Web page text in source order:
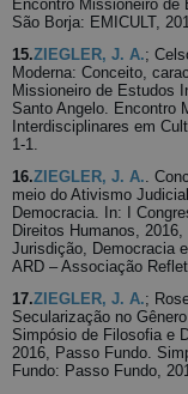
Encontro Missioneiro
São Borja: EMICULT,
15.ZIEGLER, J. A.;
Moderna: Conceito,
Missioneiro de Estudos
Santo Angelo. Encontro
Interdisciplinares em
1-1.
16.ZIEGLER, J. A..
meio do Ativismo
Democracia. In: I
Direitos Humanos,
Jurisdição, Democracia
ARD – Associação
17.ZIEGLER, J. A.;
Secularização no
Simpósio de Filosofia e
2016, Passo Fundo.
Fundo: Passo Fundo,